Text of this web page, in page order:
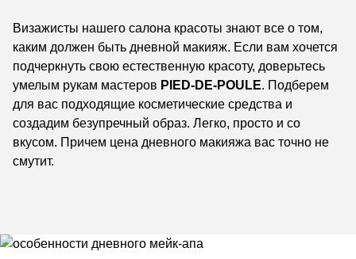
Визажисты нашего салона красоты знают все о том,
каким должен быть дневной макияж. Если вам хочется
подчеркнуть свою естественную красоту, доверьтесь
умелым рукам мастеров PIED-DE-POULE. Подберем
для вас подходящие косметические средства и
создадим безупречный образ. Легко, просто и со
вкусом. Причем цена дневного макияжа вас точно не
смутит.